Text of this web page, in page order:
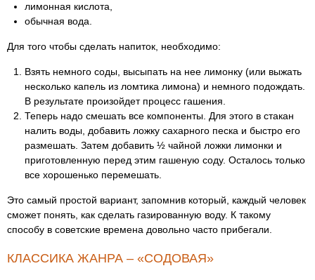
лимонная кислота,
обычная вода.
Для того чтобы сделать напиток, необходимо:
Взять немного соды, высыпать на нее лимонку (или выжать
несколько капель из ломтика лимона) и немного подождать.
В результате произойдет процесс гашения.
Теперь надо смешать все компоненты. Для этого в стакан
налить воды, добавить ложку сахарного песка и быстро его
размешать. Затем добавить ½ чайной ложки лимонки и
приготовленную перед этим гашеную соду. Осталось только
все хорошенько перемешать.
Это самый простой вариант, запомнив который, каждый человек
сможет понять, как сделать газированную воду. К такому
способу в советские времена довольно часто прибегали.
КЛАССИКА ЖАНРА – «СОДОВАЯ»